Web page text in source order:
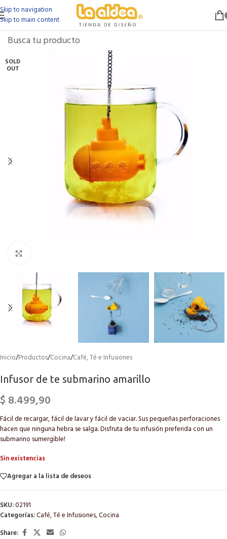
Skip to navigation
Skip to main content
SOLD
OUT
Inicio/Productos/Cocina/Café, Té e Infusiones
Infusor de te submarino amarillo
$ 8.499,90
Fácil de recargar, fácil de lavar y fácil de vaciar. Sus pequeñas perforaciones
hacen que ninguna hebra se salga. Disfruta de tu infusión preferida con un
submarino sumergible!
Sin existencias
Agregar a la lista de deseos
SKU:02191
Categorías:Café, Té e Infusiones,Cocina
Share: